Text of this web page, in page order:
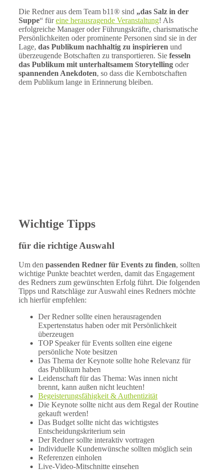
Die Redner aus dem Team b11® sind „das Salz in der
Suppe“ füreine herausragende Veranstaltung! Als
erfolgreiche Manager oder Führungskräfte, charismatische
Persönlichkeiten oder prominente Personen sind sie in der
Lage, das Publikum nachhaltig zu inspirieren und
überzeugende Botschaften zu transportieren. Sie fesseln
das Publikum mit unterhaltsamem Storytelling oder
spannenden Anekdoten, so dass die Kernbotschaften
dem Publikum lange in Erinnerung bleiben.
Wichtige Tipps
für die richtige Auswahl
Um den passenden Redner für Events zu finden, sollten
wichtige Punkte beachtet werden, damit das Engagement
des Redners zum gewünschten Erfolg führt. Die folgenden
Tipps und Ratschläge zur Auswahl eines Redners möchte
ich hierfür empfehlen:
Der Redner sollte einen herausragenden
Expertenstatus haben oder mit Persönlichkeit
überzeugen
TOP Speaker für Events sollten eine eigene
persönliche Note besitzen
Das Thema der Keynote sollte hohe Relevanz für
das Publikum haben
Leidenschaft für das Thema: Was innen nicht
brennt, kann außen nicht leuchten!
Begeisterungsfähigkeit & Authentizität
Die Keynote sollte nicht aus dem Regal der Routine
gekauft werden!
Das Budget sollte nicht das wichtigstes
Entscheidungskriterium sein
Der Redner sollte interaktiv vortragen
Individuelle Kundenwünsche sollten möglich sein
Referenzen einholen
Live-Video-Mitschnitte einsehen